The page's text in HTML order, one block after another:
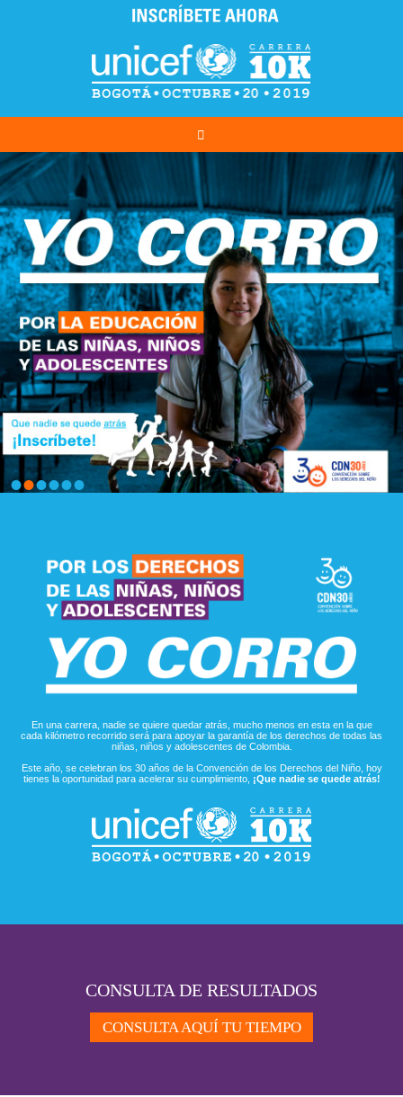
••••••
En una carrera, nadie se quiere quedar atrás, mucho menos en esta en la que
cada kilómetro recorrido será para apoyar la garantía de los derechos de todas las
niñas, niños y adolescentes de Colombia.
Este año, se celebran los 30 años de la Convención de los Derechos del Niño, hoy
tienes la oportunidad para acelerar su cumplimiento, ¡Que nadie se quede atrás!
CONSULTA DE RESULTADOS
CONSULTA AQUÍ TU TIEMPO